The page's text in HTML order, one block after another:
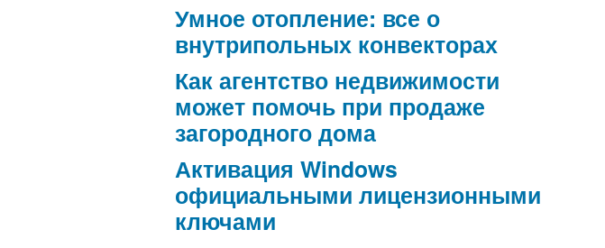
Умное отопление: все о
внутрипольных конвекторах
Как агентство недвижимости
может помочь при продаже
загородного дома
Активация Windows
официальными лицензионными
ключами